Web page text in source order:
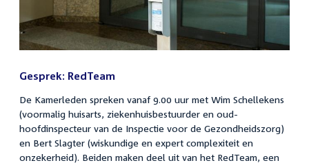
Gesprek: RedTeam
De Kamerleden spreken vanaf 9.00 uur met Wim Schellekens
(voormalig huisarts, ziekenhuisbestuurder en oud-
hoofdinspecteur van de Inspectie voor de Gezondheidszorg)
en Bert Slagter (wiskundige en expert complexiteit en
onzekerheid). Beiden maken deel uit van het RedTeam, een